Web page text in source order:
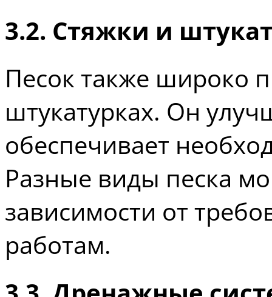
3.2. Стяжки и
Песок также широко
штукатурках. Он
обеспечивает
Разные виды песка
зависимости от
работам.